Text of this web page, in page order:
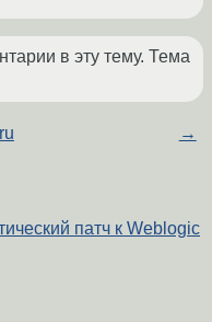
в эту тему. Тема
→
патч к Weblogic